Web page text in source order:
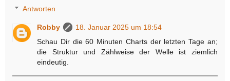
Antworten
Robby
18. Januar 2025 um 18:54
Schau Dir die 60 Minuten Charts der letzten Tage an;
die Struktur und Zählweise der Welle ist ziemlich
eindeutig.